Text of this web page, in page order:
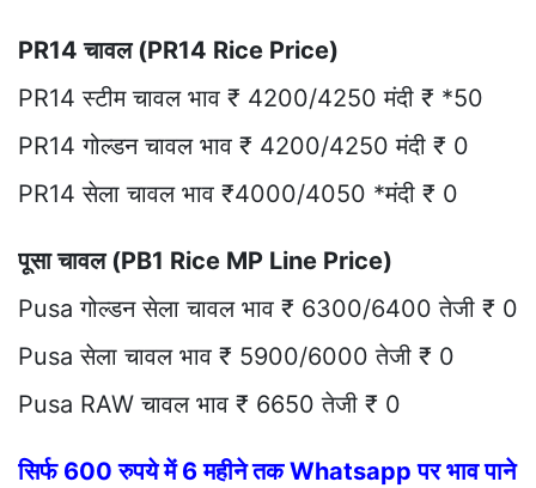
PR14 चावल (PR14 Rice Price)
PR14 स्टीम चावल भाव ₹ 4200/4250 मंदी ₹ *50
PR14 गोल्डन चावल भाव ₹ 4200/4250 मंदी ₹ 0
PR14 सेला चावल भाव ₹4000/4050 *मंदी ₹ 0
पूसा चावल (PB1 Rice MP Line Price)
Pusa गोल्डन सेला चावल भाव ₹ 6300/6400 तेजी ₹ 0
Pusa सेला चावल भाव ₹ 5900/6000 तेजी ₹ 0
Pusa RAW चावल भाव ₹ 6650 तेजी ₹ 0
सिर्फ 600 रुपये में 6 महीने तक Whatsapp पर भाव पाने